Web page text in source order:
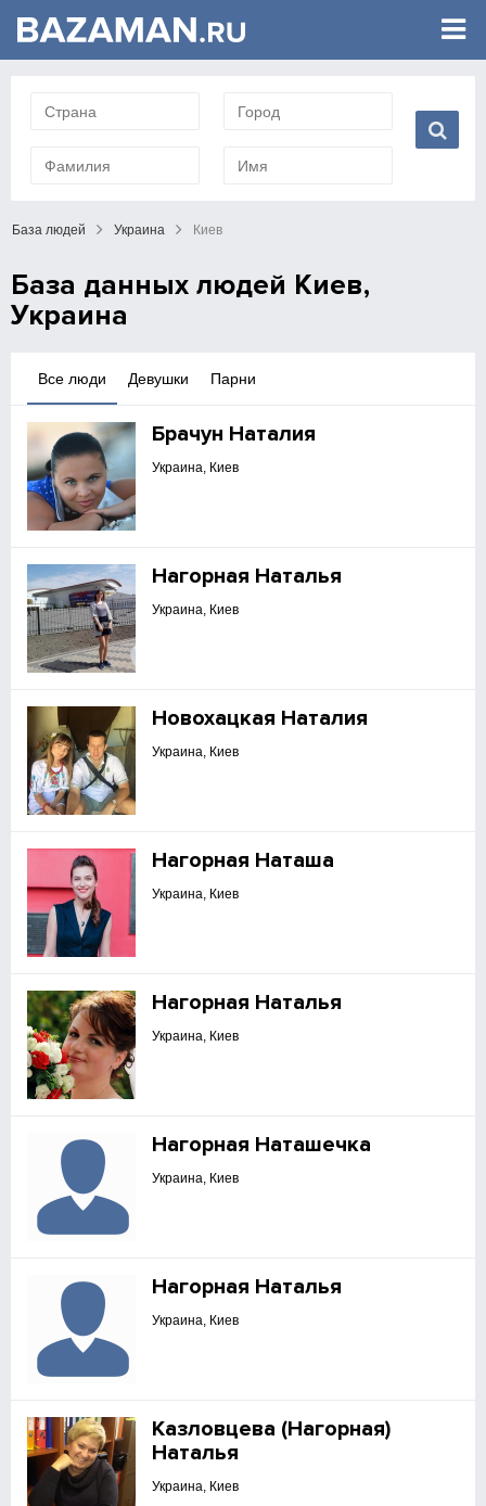
База людей Украина Киев
База данных людей Киев,
Украина
Парни
Девушки
Все люди
Брачун Наталия
Украина, Киев
Нагорная Наталья
Украина, Киев
Новохацкая Наталия
Украина, Киев
Нагорная Наташа
Украина, Киев
Нагорная Наталья
Украина, Киев
Нагорная Наташечка
Украина, Киев
Нагорная Наталья
Украина, Киев
Казловцева (Нагорная)
Наталья
Украина, Киев